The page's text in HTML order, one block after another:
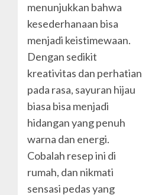
menunjukkan bahwa
kesederhanaan bisa
menjadi keistimewaan.
Dengan sedikit
kreativitas dan perhatian
pada rasa, sayuran hijau
biasa bisa menjadi
hidangan yang penuh
warna dan energi.
Cobalah resep ini di
rumah, dan nikmati
sensasi pedas yang